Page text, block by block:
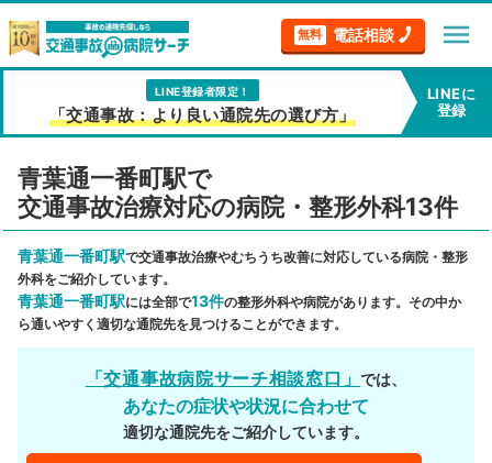
無料 電話相談 menu
LINE登録者限定！
「交通事故：より良い通院先の選び方」
LINEに
登録
青葉通一番町駅で
交通事故治療対応の病院・整形外科13件
青葉通一番町駅で交通事故治療やむちうち改善に対応している病院・整形
外科をご紹介しています。
青葉通一番町駅には全部で13件の整形外科や病院があります。その中か
ら通いやすく適切な通院先を見つけることができます。
「交通事故病院サーチ相談窓口」では、
あなたの症状や状況に合わせて
適切な通院先をご紹介しています。